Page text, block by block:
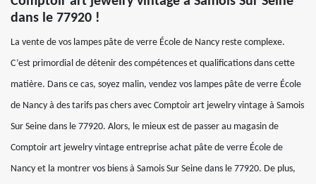
dans le 77920 !
La vente de vos lampes pâte de verre École de Nancy reste complexe.
C’est primordial de détenir des compétences et qualifications dans cette
matière. Dans ce cas, soyez malin, vendez vos lampes pâte de verre École
de Nancy à des tarifs pas chers avec Comptoir art jewelry vintage à Samois
Sur Seine dans le 77920. Alors, le mieux est de passer au magasin de
Comptoir art jewelry vintage entreprise achat pâte de verre École de
Nancy et la montrer vos biens à Samois Sur Seine dans le 77920. De plus,